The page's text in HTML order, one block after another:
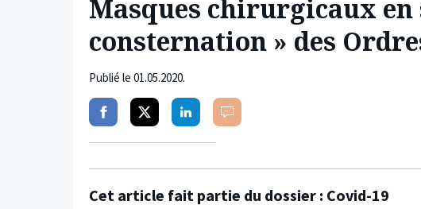
Masques chirurgicaux en
consternation » des
Publié le 01.05.2020.
PartagerPartagerPartagerCommenter
Cet article fait partie du dossier : Covid-19